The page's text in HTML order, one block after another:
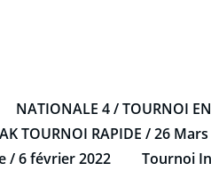
NATIONALE 4 / TOURNOI
TOURNOI RAPIDE / 26
/ 6 février 2022
Tournoi